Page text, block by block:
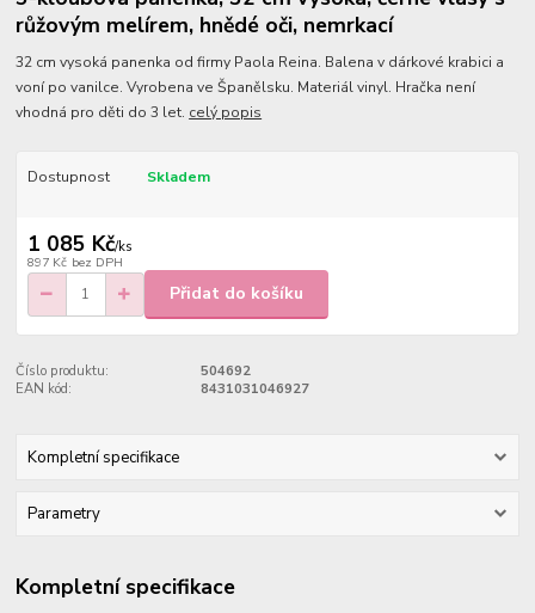
růžovým melírem, hnědé oči, nemrkací
32 cm vysoká panenka od firmy Paola Reina. Balena v dárkové krabici a
voní po vanilce. Vyrobena ve Španělsku. Materiál vinyl. Hračka není
vhodná pro děti do 3 let. celý popis
Dostupnost Skladem
1 085 Kč/ks
897 Kč bez DPH
Přidat do košíku
Číslo produktu:
504692
EAN kód:
8431031046927
Kompletní specifikace
Parametry
Kompletní specifikace